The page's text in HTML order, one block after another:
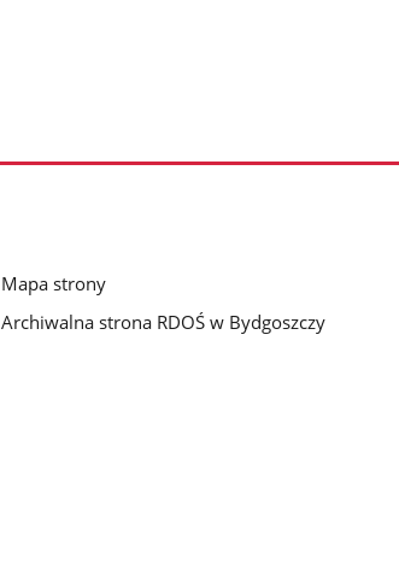
Mapa strony
Archiwalna strona RDOŚ w Bydgoszczy